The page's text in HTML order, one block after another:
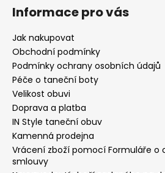
Informace pro vás
Jak nakupovat
Obchodní podmínky
Podmínky ochrany osobních údajů
Péče o taneční boty
Velikost obuvi
Doprava a platba
IN Style taneční obuv
Kamenná prodejna
Vrácení zboží pomocí Formuláře o
smlouvy